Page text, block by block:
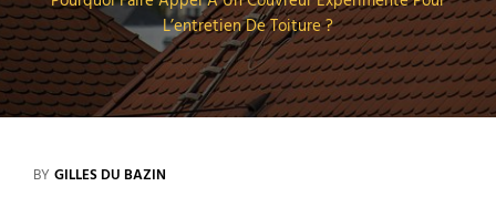
L’entretien De Toiture ?
BY GILLES DU BAZIN